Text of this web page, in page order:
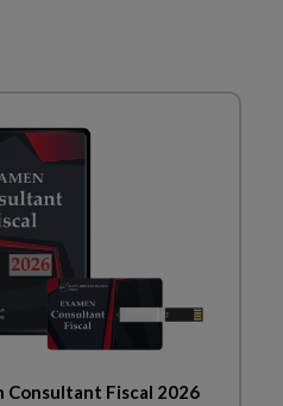
Consultant Fiscal 2026